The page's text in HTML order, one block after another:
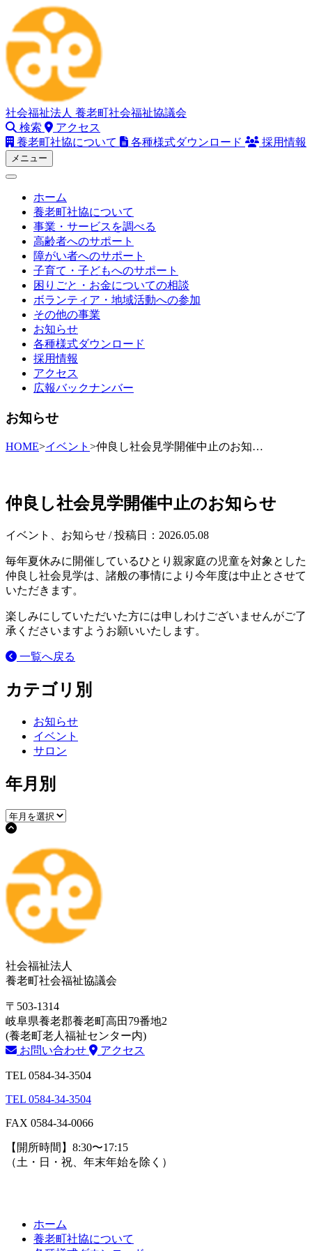
content
社会福祉法人 養老町社会福祉協議会
検索
アクセス
養老町社協について
各種様式ダウンロード 採用情報
メニュー
ホーム
養老町社協について
事業・サービスを調べる
高齢者へのサポート
障がい者へのサポート
子育て・子どもへのサポート
困りごと・お金についての相談
ボランティア・地域活動への参加
その他の事業
お知らせ
各種様式ダウンロード
採用情報
アクセス
広報バックナンバー
お知らせ
HOME>イベント >仲良し社会見学開催中止のお知…
仲良し社会見学開催中止のお知らせ
イベント お知らせ / 投稿日：2026.05.08
毎年夏休みに開催しているひとり親家庭の児童を対象とした
仲良し社会見学は、諸般の事情により今年度は中止とさせて
いただきます。
楽しみにしていただいた方には申しわけございませんがご了
承くださいますようお願いいたします。
一覧へ戻る
カテゴリ別
お知らせ
イベント
サロン
年月別
社会福祉法人
養老町社会福祉協議会
〒503-1314
岐阜県養老郡養老町高田79番地2
(養老町老人福祉センター内)
お問い合わせ
アクセス
TEL 0584-34-3504
TEL 0584-34-3504
FAX 0584-34-0066
【開所時間】8:30〜17:15
（土・日・祝、年末年始を除く）
ホーム
養老町社協について